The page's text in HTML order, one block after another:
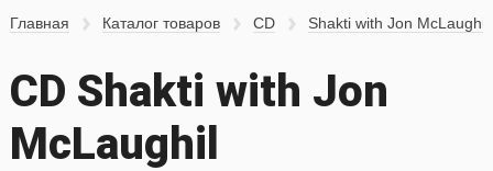
Главная Каталог товаров CD Shakti with Jon McLaughil
CD Shakti with Jon
McLaughil